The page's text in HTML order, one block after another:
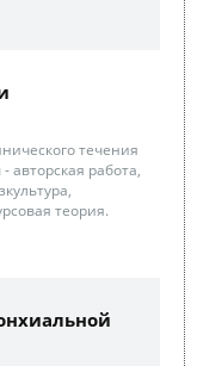
течения
работа,
теория.